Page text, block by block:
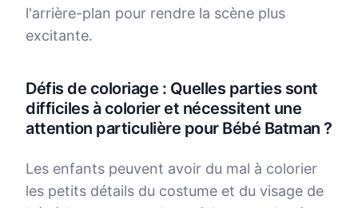
l'arrière-plan pour rendre la scène plus
excitante.
Défis de coloriage : Quelles parties sont
difficiles à colorier et nécessitent une
attention particulière pour Bébé Batman ?
Les enfants peuvent avoir du mal à colorier
les petits détails du costume et du visage de